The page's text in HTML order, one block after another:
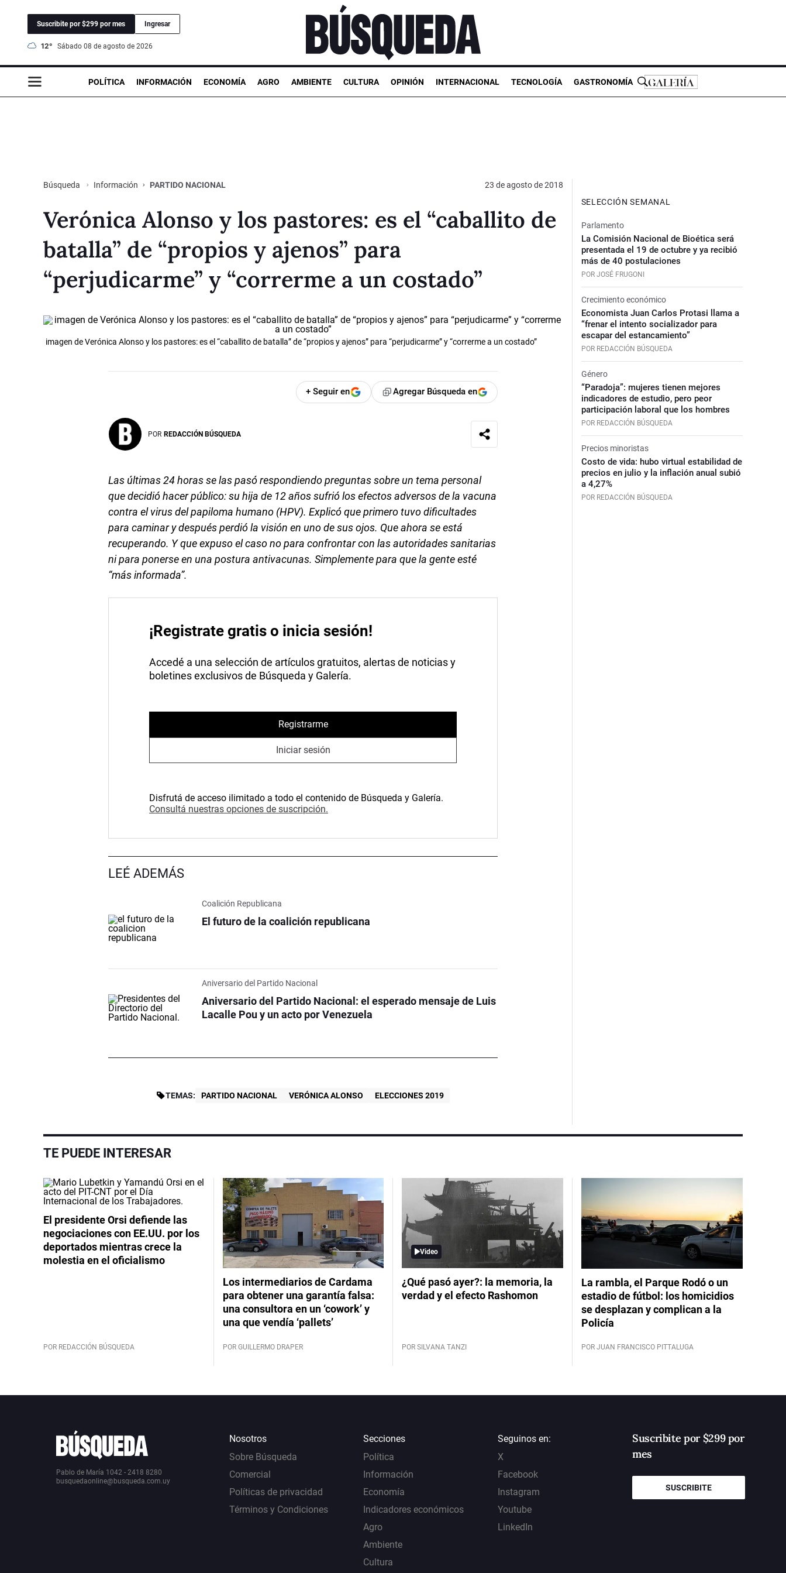
Suscribite por $299 por mes Ingresar
12° sábado 08 de agosto de 2026
POLÍTICA INFORMACIÓN ECONOMÍA AGRO AMBIENTE CULTURA OPINIÓN INTERNACIONAL TECNOLOGÍA GASTRONOMÍA
Búsqueda Información PARTIDO NACIONAL 23 de agosto de 2018
Verónica Alonso y los pastores: es el “caballito de
batalla” de “propios y ajenos” para
“perjudicarme” y “correrme a un costado”
imagen de Verónica Alonso y los pastores: es el “caballito de batalla” de “propios y ajenos” para “perjudicarme” y “correrme a un costado”
+ Seguir en Agregar Búsqueda en
POR REDACCIÓN BÚSQUEDA
Las últimas 24 horas se las pasó respondiendo preguntas sobre un tema personal
que decidió hacer público: su hija de 12 años sufrió los efectos adversos de la vacuna
contra el virus del papiloma humano (HPV). Explicó que primero tuvo dificultades
para caminar y después perdió la visión en uno de sus ojos. Que ahora se está
recuperando. Y que expuso el caso no para confrontar con las autoridades sanitarias
ni para ponerse en una postura antivacunas. Simplemente para que la gente esté
“más informada”.
¡Registrate gratis o inicia sesión!
Accedé a una selección de artículos gratuitos, alertas de noticias y
boletines exclusivos de Búsqueda y Galería.
Registrarme
Iniciar sesión
Disfrutá de acceso ilimitado a todo el contenido de Búsqueda y Galería.
Consultá nuestras opciones de suscripción.
LEÉ ADEMÁS
Coalición Republicana
El futuro de la coalición republicana
Aniversario del Partido Nacional
Aniversario del Partido Nacional: el esperado mensaje de Luis
Lacalle Pou y un acto por Venezuela
TEMAS: PARTIDO NACIONAL VERÓNICA ALONSO ELECCIONES 2019
SELECCIÓN SEMANAL
Parlamento
La Comisión Nacional de Bioética será
presentada el 19 de octubre y ya recibió
más de 40 postulaciones
POR JOSÉ FRUGONI
Crecimiento económico
Economista Juan Carlos Protasi llama a
“frenar el intento socializador para
escapar del estancamiento”
POR REDACCIÓN BÚSQUEDA
Género
“Paradoja”: mujeres tienen mejores
indicadores de estudio, pero peor
participación laboral que los hombres
POR REDACCIÓN BÚSQUEDA
Precios minoristas
Costo de vida: hubo virtual estabilidad de
precios en julio y la inflación anual subió
a 4,27%
POR REDACCIÓN BÚSQUEDA
TE PUEDE INTERESAR
El presidente Orsi defiende las
negociaciones con EE.UU. por los
deportados mientras crece la
molestia en el oficialismo
POR REDACCIÓN BÚSQUEDA
Los intermediarios de Cardama
para obtener una garantía falsa:
una consultora en un ‘cowork’ y
una que vendía ‘pallets’
POR GUILLERMO DRAPER
Video
¿Qué pasó ayer?: la memoria, la
verdad y el efecto Rashomon
POR SILVANA TANZI
La rambla, el Parque Rodó o un
estadio de fútbol: los homicidios
se desplazan y complican a la
Policía
POR JUAN FRANCISCO PITTALUGA
Pablo de María 1042 - 2418 8280
busquedaonline@busqueda.com.uy
Nosotros
Sobre Búsqueda
Comercial
Políticas de privacidad
Términos y Condiciones
Secciones
Política
Información
Economía
Indicadores económicos
Agro
Ambiente
Cultura
Seguinos en:
X
Facebook
Instagram
Youtube
LinkedIn
Suscribite por $299 por
mes
SUSCRIBITE